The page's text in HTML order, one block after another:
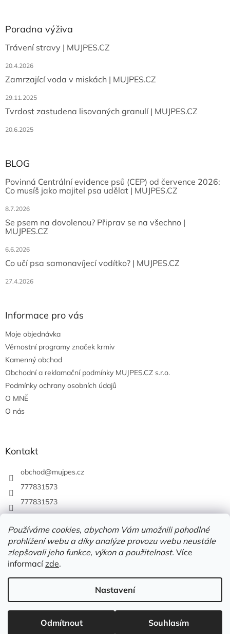
Používáme cookies, abychom Vám umožnili pohodlné
prohlížení webu a díky analýze provozu webu neustále
zlepšovali jeho funkce, výkon a použitelnost. Více
informacízde.
Nastavení
Odmítnout Souhlasím
Poradna výživa
Trávení stravy | MUJPES.CZ
20.4.2026
Zamrzající voda v miskách | MUJPES.CZ
29.11.2025
Tvrdost zastudena lisovaných granulí | MUJPES.CZ
20.6.2025
BLOG
Povinná Centrální evidence psů (CEP) od července 2026:
Co musíš jako majitel psa udělat | MUJPES.CZ
8.7.2026
Se psem na dovolenou? Připrav se na všechno |
MUJPES.CZ
6.6.2026
Co učí psa samonavíjecí vodítko? | MUJPES.CZ
27.4.2026
Informace pro vás
Moje objednávka
Věrnostní programy značek krmiv
Kamenný obchod
Obchodní a reklamační podmínky MUJPES.CZ s.r.o.
Podmínky ochrany osobních údajů
O MNĚ
O nás
Kontakt
obchod@mujpes.cz
777831573
777831573
Vytvořil Shoptet
Copyright 2026MUJPES.CZ . Všechna práva vyhrazena.